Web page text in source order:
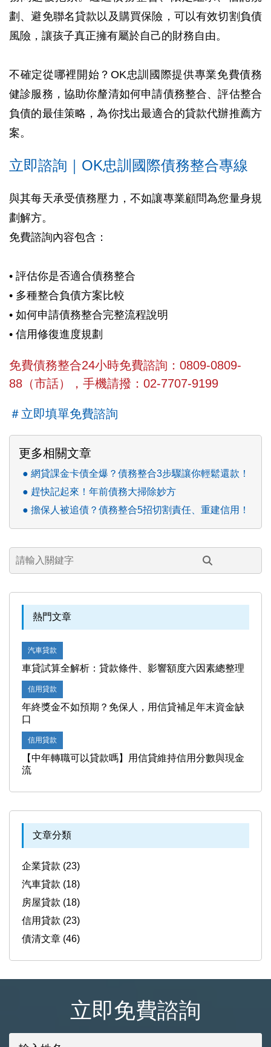
劃、避免聯名貸款以及購買保險，可以有效切割負債
風險，讓孩子真正擁有屬於自己的財務自由。
不確定從哪裡開始？OK忠訓國際提供專業免費債務
健診服務，協助你釐清如何申請債務整合、評估整合
負債的最佳策略，為你找出最適合的貸款代辦推薦方
案。
立即諮詢｜OK忠訓國際債務整合專線
與其每天承受債務壓力，不如讓專業顧問為您量身規
劃解方。
免費諮詢內容包含：
• 評估你是否適合債務整合
• 多種整合負債方案比較
• 如何申請債務整合完整流程說明
• 信用修復進度規劃
免費債務整合24小時免費諮詢：0809-0809-
88（市話），手機請撥：02-7707-9199
＃立即填單免費諮詢
更多相關文章
網貸課金卡債全爆？債務整合3步驟讓你輕鬆還款！
趕快記起來！年前債務大掃除妙方
擔保人被追債？債務整合5招切割責任、重建信用！
熱門文章
汽車貸款
車貸試算全解析：貸款條件、影響額度六因素總整理
信用貸款
年終獎金不如預期？免保人，用信貸補足年末資金缺
口
信用貸款
【中年轉職可以貸款嗎】用信貸維持信用分數與現金
流
文章分類
企業貸款 (23)
汽車貸款 (18)
房屋貸款 (18)
信用貸款 (23)
債清文章 (46)
立即免費諮詢